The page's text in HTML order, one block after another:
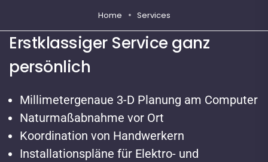
Home Services
Erstklassiger Service ganz
persönlich
Millimetergenaue 3-D Planung am Computer
Naturmaßabnahme vor Ort
Koordination von Handwerkern
Installationspläne für Elektro- und